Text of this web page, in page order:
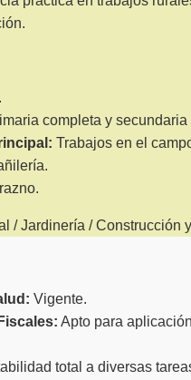
completa y
Trabajos en el
/ Jardinería / Construcción
Vigente.
Apto para
total a diversas